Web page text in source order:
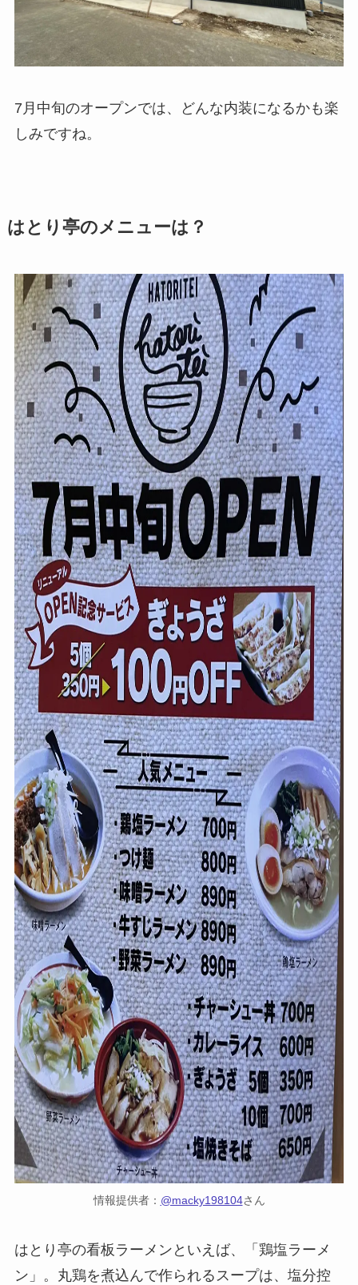
7月中旬のオープンでは、どんな内装になるかも楽
しみですね。
はとり亭のメニューは？
情報提供者： @macky198104さん
はとり亭の看板ラーメンといえば、「鶏塩ラーメ
ン」。丸鶏を煮込んで作られるスープは、塩分控